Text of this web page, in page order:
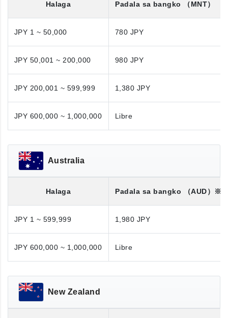
Halaga Padala sa bangko （MNT）
JPY 1 ~ 50,000 780 JPY
JPY 50,001 ~ 200,000 980 JPY
JPY 200,001 ~ 599,999 1,380 JPY
JPY 600,000 ~ 1,000,000 Libre
Australia
Halaga Padala sa bangko （AUD）※
JPY 1 ~ 599,999 1,980 JPY
JPY 600,000 ~ 1,000,000 Libre
New Zealand